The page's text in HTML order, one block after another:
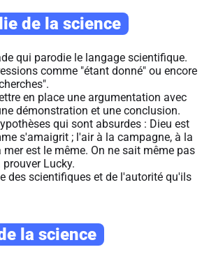
de la science
qui parodie le langage scientifique.
comme "étant donné" ou encore
en place une argumentation avec
démonstration et une conclusion.
qui sont absurdes : Dieu est
s'amaigrit ; l'air à la campagne, à la
est le même. On ne sait même pas
Lucky.
des scientifiques et de l'autorité qu'ils
la science